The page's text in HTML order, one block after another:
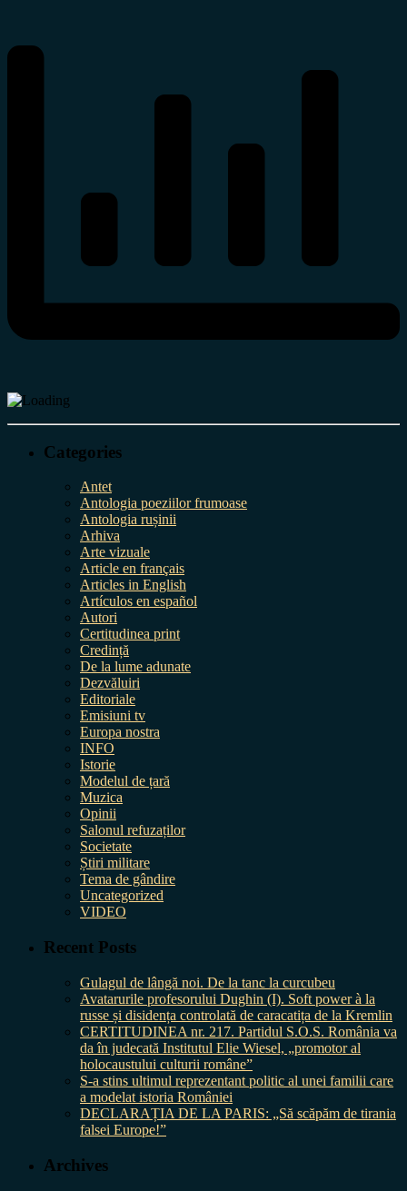
Categories
Antet
Antologia poeziilor frumoase
Antologia rușinii
Arhiva
Arte vizuale
Article en français
Articles in English
Artículos en español
Autori
Certitudinea print
Credință
De la lume adunate
Dezvăluiri
Editoriale
Emisiuni tv
Europa nostra
INFO
Istorie
Modelul de țară
Muzica
Opinii
Salonul refuzaților
Societate
Știri militare
Tema de gândire
Uncategorized
VIDEO
Recent Posts
Gulagul de lângă noi. De la tanc la curcubeu
Avatarurile profesorului Dughin (I). Soft power à la
russe și disidența controlată de caracatița de la Kremlin
CERTITUDINEA nr. 217. Partidul S.O.S. România va
da în judecată Institutul Elie Wiesel, „promotor al
holocaustului culturii române”
S-a stins ultimul reprezentant politic al unei familii care
a modelat istoria României
DECLARAȚIA DE LA PARIS: „Să scăpăm de tirania
falsei Europe!”
Archives